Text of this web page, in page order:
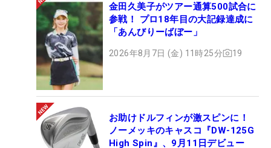
金田久美子がツアー通算500試合に
参戦！ プロ18年目の大記録達成に
「あんびりーばぼー」
2026年8月7日 (金) 11時25分 19
お助けドルフィンが激スピンに！
ノーメッキのキャスコ『DW-125G
High Spin』、9月11日デビュー